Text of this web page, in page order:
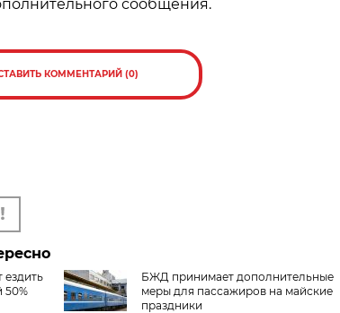
сообщения.
КОММЕНТАРИЙ (0)
ездить
50%
БЖД принимает дополнительные
меры для пассажиров на майские
праздники